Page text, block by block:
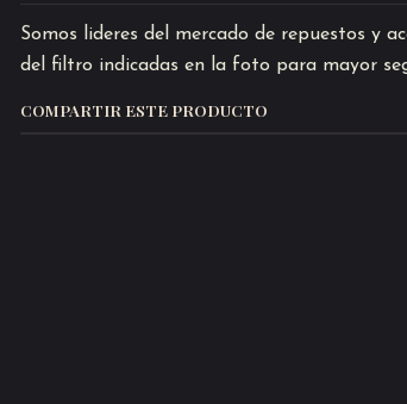
Somos lideres del mercado de repuestos y
del filtro indicadas en la foto para mayor
COMPARTIR ESTE PRODUCTO